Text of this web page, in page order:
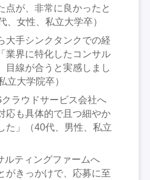
点が、非常に良かったと
、女性、私立大学卒）
大手シンクタンクでの経
業界に特化したコンサル
目線が合うと実感しまし
立大学院卒）
ラウドサービス会社へ
応も具体的で且つ細やか
た」（40代、男性、私立
ルティングファームへ
がきっかけで、応募に至